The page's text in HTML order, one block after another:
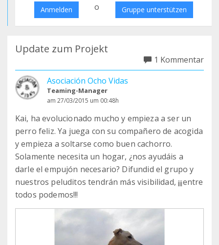
Anmelden o Gruppe unterstützen
Update zum Projekt
1 Kommentar
Asociación Ocho Vidas
Teaming-Manager
am 27/03/2015 um 00:48h
Kai, ha evolucionado mucho y empieza a ser un
perro feliz. Ya juega con su compañero de acogida
y empieza a soltarse como buen cachorro.
Solamente necesita un hogar, ¿nos ayudáis a
darle el empujón necesario? Difundid el grupo y
nuestros peluditos tendrán más visibilidad, ¡¡¡entre
todos podemos!!!